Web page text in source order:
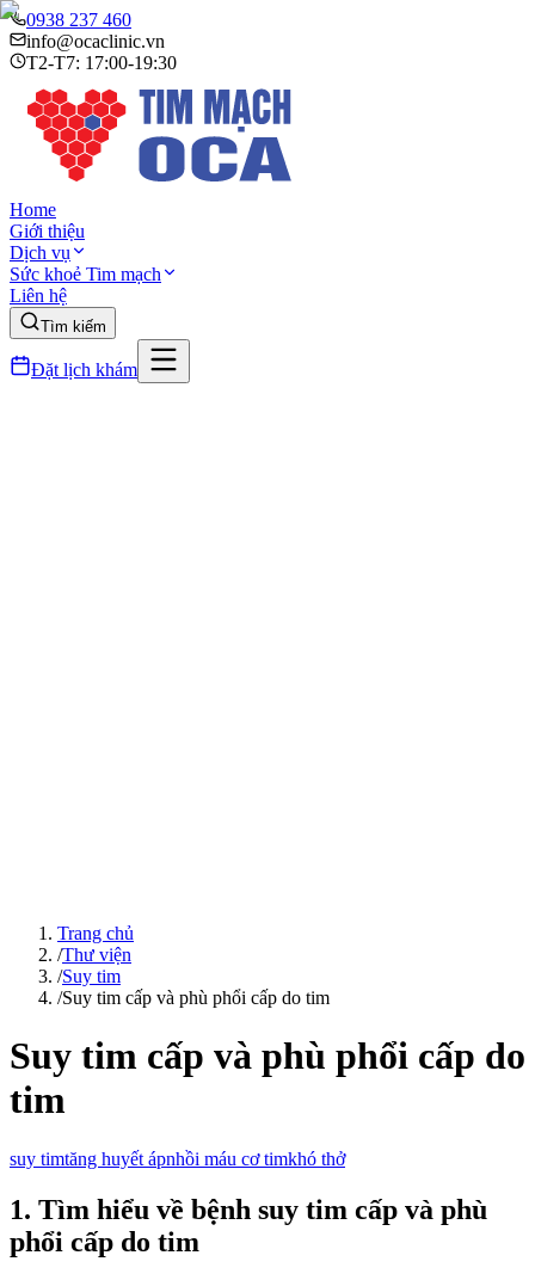
0938 237 460
info@ocaclinic.vn
T2-T7: 17:00-19:30
Home
Giới thiệu
Dịch vụ
Sức khoẻ Tim mạch
Liên hệ
Tìm kiếm
Đặt lịch khám
Trang chủ
/Thư viện
/Suy tim
/Suy tim cấp và phù phổi cấp do tim
Suy tim cấp và phù phổi cấp do
tim
suy timtăng huyết ápnhồi máu cơ timkhó thở
1. Tìm hiểu về bệnh suy tim cấp và phù
phổi cấp do tim